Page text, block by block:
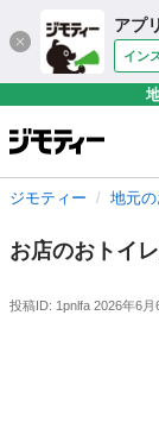
アプ
イン
ジモティー 地元
お店のおトイ
投稿ID: 1pnlfa 2026年6月